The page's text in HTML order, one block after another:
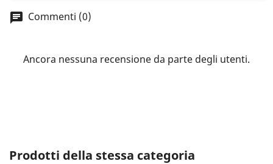
Commenti (0)
Ancora nessuna recensione da parte degli utenti.
Prodotti della stessa categoria
wish list.
Accedi